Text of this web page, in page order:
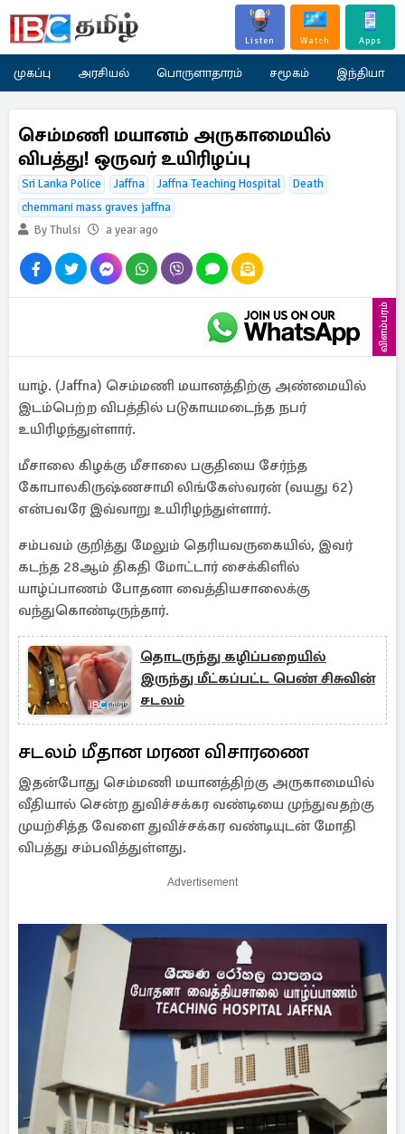
Listen Watch Apps
முகப்பு அரசியல் பொருளாதாரம் சமூகம் இந்தியா
செம்மணி மயானம் அருகாமையில்
விபத்து! ஒருவர் உயிரிழப்பு
Sri Lanka Police Jaffna Jaffna Teaching Hospital
Death
chemmani mass graves jaffna
By Thulsi
a year ago
விளம்பரம்
யாழ். (Jaffna) செம்மணி மயானத்திற்கு அண்மையில்
இடம்பெற்ற விபத்தில் படுகாயமடைந்த நபர்
உயிரிழந்துள்ளார்.
மீசாலை கிழக்கு மீசாலை பகுதியை சேர்ந்த
கோபாலகிருஷ்ணசாமி லிங்கேஸ்வரன் (வயது 62)
என்பவரே இவ்வாறு உயிரிழந்துள்ளார்.
சம்பவம் குறித்து மேலும் தெரியவருகையில், இவர்
கடந்த 28ஆம் திகதி மோட்டார் சைக்கிளில்
யாழ்ப்பாணம் போதனா வைத்தியசாலைக்கு
வந்துகொண்டிருந்தார்.
தொடருந்து கழிப்பறையில்
இருந்து மீட்கப்பட்ட பெண் சிசுவின்
சடலம்
சடலம் மீதான மரண விசாரணை
இதன்போது செம்மணி மயானத்திற்கு அருகாமையில்
வீதியால் சென்ற துவிச்சக்கர வண்டியை முந்துவதற்கு
முயற்சித்த வேளை துவிச்சக்கர வண்டியுடன் மோதி
விபத்து சம்பவித்துள்ளது.
Advertisement